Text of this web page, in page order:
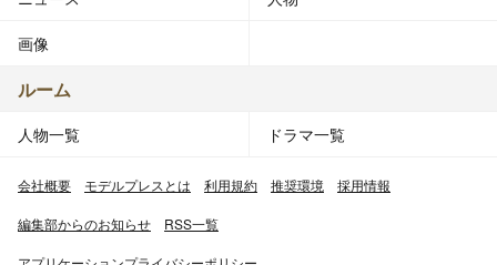
画像
ルーム
人物一覧 ドラマ一覧
会社概要 モデルプレスとは 利用規約 推奨環境 採用情報
編集部からのお知らせ RSS一覧